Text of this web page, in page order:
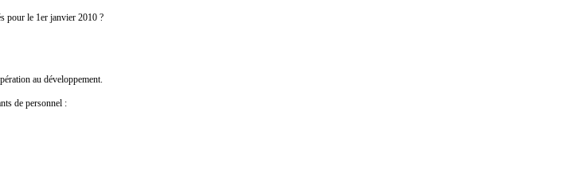
pour le 1er janvier 2010 ?
au développement.
de personnel :